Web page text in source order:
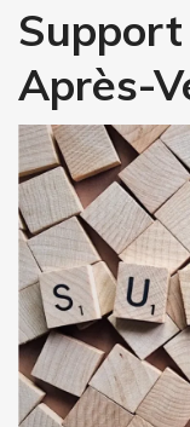
Après-